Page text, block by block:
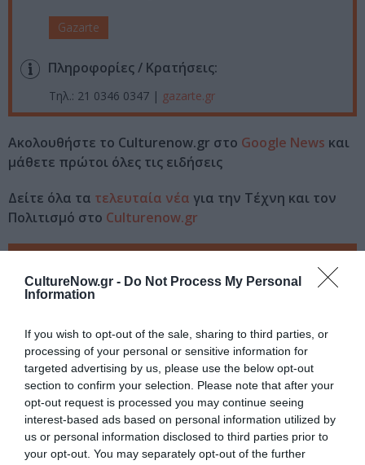
CultureNow.gr - Do Not Process My Personal
Information
If you wish to opt-out of the sale, sharing to third parties, or
processing of your personal or sensitive information for
targeted advertising by us, please use the below opt-out
section to confirm your selection. Please note that after your
opt-out request is processed you may continue seeing
interest-based ads based on personal information utilized by
us or personal information disclosed to third parties prior to
your opt-out. You may separately opt-out of the further
Gazarte
Πληροφορίες / Κρατήσεις:
Τηλ.: 21 0346 0347 | gazarte.gr
Ακολουθήστε το Culturenow.gr στο Google News και
μάθετε πρώτοι όλες τις ειδήσεις
Δείτε όλα τα τελευταία νέα για την Τέχνη και τον
Πολιτισμό στο Culturenow.gr
Tags
POP - ROCK - ALTERNATIVE
ΝΕΑ ΑΛΜΠΟΥΜ
ΣΥΝΑΥΛΙΕΣ 2026
Newsletter
Κάθε βδομάδα στο e-mail σας τα τελευταία νέα για
την Τέχνη και τον Πολιτισμό!